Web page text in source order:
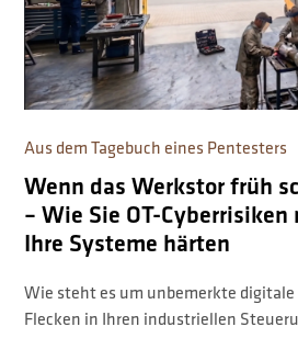
Aus dem Tagebuch eines Pentesters
Wenn das Werkstor früh
– Wie Sie OT-
Ihre Systeme härten
Wie steht es um unbemerkte
Flecken in Ihren industriellen